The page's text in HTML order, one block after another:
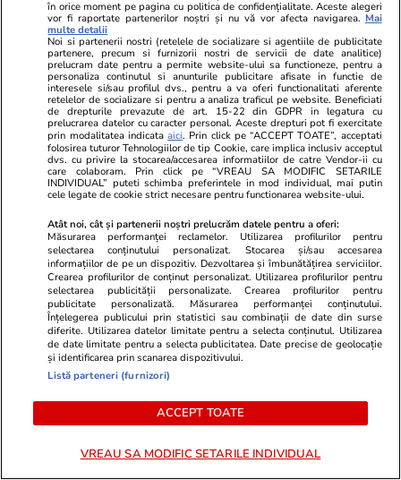
Lifestyle 18 iul.
Semnele deshidratării și cum să
o previi
Lifestyle
De ce să nu păstrezi cartofii
lângă ceapă
Lifestyle 20 iul.
Ce este batch cooking și cum îți
în orice moment pe pagina cu politica de confidențialitate. Aceste alegeri
vor fi raportate partenerilor noștri și nu vă vor afecta navigarea. Mai
multe detalii
Noi si partenerii nostri (retelele de socializare si agentiile de publicitate
partenere, precum si furnizorii nostri de servicii de date analitice)
prelucram date pentru a permite website-ului sa functioneze, pentru a
personaliza continutul si anunturile publicitare afisate in functie de
interesele si/sau profilul dvs., pentru a va oferi functionalitati aferente
retelelor de socializare si pentru a analiza traficul pe website. Beneficiati
de drepturile prevazute de art. 15-22 din GDPR in legatura cu
prelucrarea datelor cu caracter personal. Aceste drepturi pot fi exercitate
prin modalitatea indicataaici. Prin click pe “ACCEPT TOATE”, acceptati
folosirea tuturor Tehnologiilor de tip Cookie, care implica inclusiv acceptul
dvs. cu privire la stocarea/accesarea informatiilor de catre Vendor-ii cu
care colaboram. Prin click pe “VREAU SA MODIFIC SETARILE
INDIVIDUAL” puteti schimba preferintele in mod individual, mai putin
cele legate de cookie strict necesare pentru functionarea website-ului.
Atât noi, cât și partenerii noștri prelucrăm datele pentru a oferi:
Măsurarea performanței reclamelor. Utilizarea profilurilor pentru
selectarea conținutului personalizat. Stocarea și/sau accesarea
informațiilor de pe un dispozitiv. Dezvoltarea și îmbunătățirea serviciilor.
Crearea profilurilor de conținut personalizat. Utilizarea profilurilor pentru
selectarea publicității personalizate. Crearea profilurilor pentru
publicitate personalizată. Măsurarea performanței conținutului.
Înțelegerea publicului prin statistici sau combinații de date din surse
diferite. Utilizarea datelor limitate pentru a selecta conținutul. Utilizarea
de date limitate pentru a selecta publicitatea. Date precise de geolocație
și identificarea prin scanarea dispozitivului.
Listă parteneri (furnizori)
ACCEPT TOATE
VREAU SA MODIFIC SETARILE INDIVIDUAL